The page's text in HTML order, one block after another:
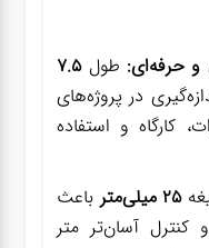
حرفه‌ای: طول 7.5
در پروژه‌های
کارگاه و استفاده
25 میلی‌متر
باعث
کنترل آسان‌تر متر